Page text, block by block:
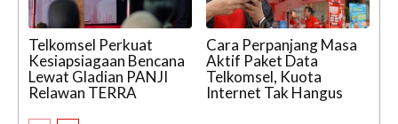
Telkomsel Perkuat
Kesiapsiagaan Bencana
Lewat Gladian PANJI
Relawan TERRA
Cara Perpanjang Masa
Aktif Paket Data
Telkomsel, Kuota
Internet Tak Hangus